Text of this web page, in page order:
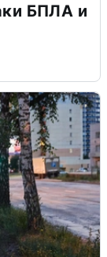
БПЛА и